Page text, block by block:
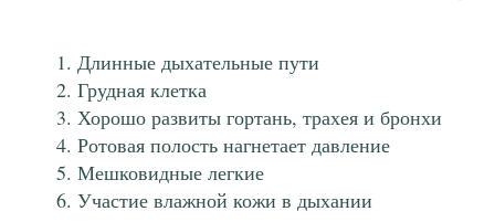
Длинные дыхательные пути
Грудная клетка
Хорошо развиты гортань, трахея и бронхи
Ротовая полость нагнетает давление
Мешковидные легкие
Участие влажной кожи в дыхании